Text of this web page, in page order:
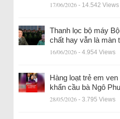
17/06/2026 - 14.542 Views
Thanh lọc bộ máy
chất hay vẫn là màn
16/06/2026 - 4.954 Views
Hàng loạt trẻ em
khẩn cầu bà Ngô
28/05/2026 - 3.795 Views